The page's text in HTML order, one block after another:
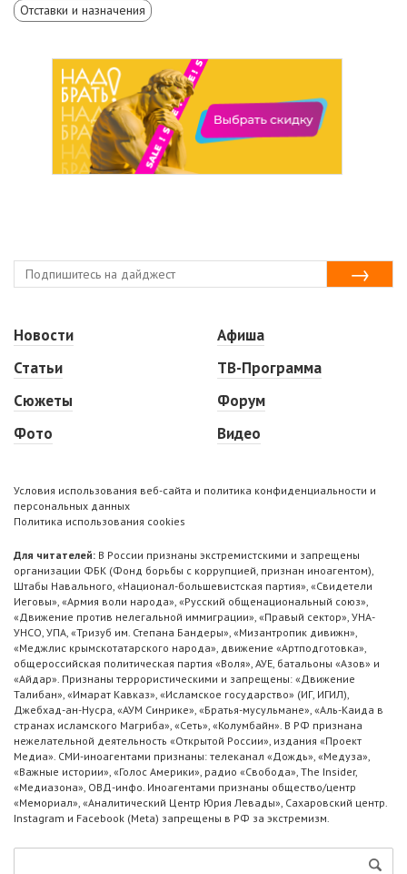
Отставки и назначения
Новости
Статьи
Сюжеты
Фото
Афиша
ТВ-Программа
Форум
Видео
Условия использования веб-сайта и политика конфиденциальности и
персональных данных
Политика использования cookies
Для читателей: В России признаны экстремистскими и запрещены
организации ФБК (Фонд борьбы с коррупцией, признан иноагентом),
Штабы Навального, «Национал-большевистская партия», «Свидетели
Иеговы», «Армия воли народа», «Русский общенациональный союз»,
«Движение против нелегальной иммиграции», «Правый сектор», УНА-
УНСО, УПА, «Тризуб им. Степана Бандеры», «Мизантропик дивижн»,
«Меджлис крымскотатарского народа», движение «Артподготовка»,
общероссийская политическая партия «Воля», АУЕ, батальоны «Азов» и
«Айдар». Признаны террористическими и запрещены: «Движение
Талибан», «Имарат Кавказ», «Исламское государство» (ИГ, ИГИЛ),
Джебхад-ан-Нусра, «АУМ Синрике», «Братья-мусульмане», «Аль-Каида в
странах исламского Магриба», «Сеть», «Колумбайн». В РФ признана
нежелательной деятельность «Открытой России», издания «Проект
Медиа». СМИ-иноагентами признаны: телеканал «Дождь», «Медуза»,
«Важные истории», «Голос Америки», радио «Свобода», The Insider,
«Медиазона», ОВД-инфо. Иноагентами признаны общество/центр
«Мемориал», «Аналитический Центр Юрия Левады», Сахаровский центр.
Instagram и Facebook (Metа) запрещены в РФ за экстремизм.